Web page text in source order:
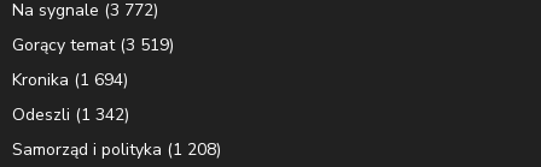
Na sygnale (3 772)
Gorący temat(3 519)
Kronika (1 694)
Odeszli (1 342)
Samorząd i polityka (1 208)